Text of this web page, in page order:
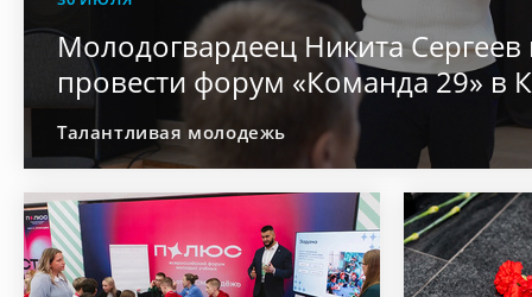
Молодогвардеец Никита
провести форум «Команда 29» в
Талантливая молодежь